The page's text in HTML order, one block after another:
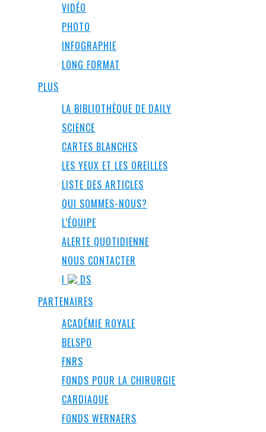
VIDÉO
PHOTO
INFOGRAPHIE
LONG FORMAT
PLUS
LA BIBLIOTHÈQUE DE DAILY
SCIENCE
CARTES BLANCHES
LES YEUX ET LES OREILLES
LISTE DES ARTICLES
QUI SOMMES-NOUS?
L’ÉQUIPE
ALERTE QUOTIDIENNE
NOUS CONTACTER
I
DS
PARTENAIRES
ACADÉMIE ROYALE
BELSPO
FNRS
FONDS POUR LA CHIRURGIE
CARDIAQUE
FONDS WERNAERS